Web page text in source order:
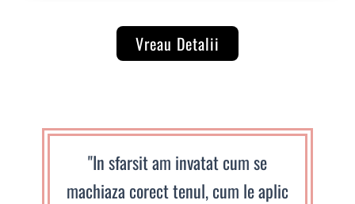
Vreau Detalii
"In sfarsit am invatat cum se
machiaza corect tenul, cum le aplic